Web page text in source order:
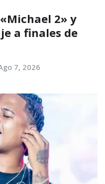
2» y
a finales de
7, 2026